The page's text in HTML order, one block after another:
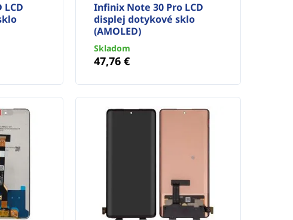
Infinix Note 30 Pro LCD
displej dotykové sklo
(AMOLED)
Skladom
47,76 €